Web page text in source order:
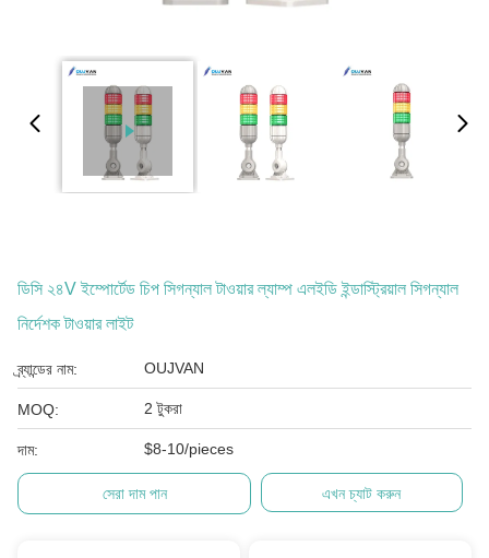
ডিসি ২৪V ইম্পোর্টেড চিপ সিগন্যাল টাওয়ার ল্যাম্প এলইডি ইন্ডাস্ট্রিয়াল সিগন্যাল
নির্দেশক টাওয়ার লাইট
ব্র্যান্ডের নাম: OUJVAN
MOQ: 2 টুকরা
দাম: $8-10/pieces
সেরা দাম পান এখন চ্যাট করুন